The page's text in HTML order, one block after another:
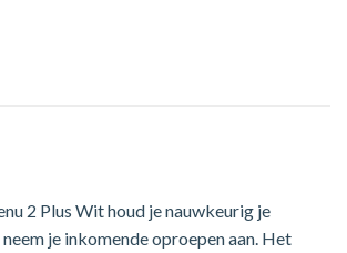
2 Plus Wit houd je nauwkeurig je
je inkomende oproepen aan. Het